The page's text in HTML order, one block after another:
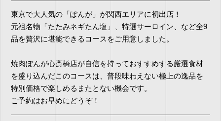
東京で大人気の「ぽんが」が関西エリアに初出店！
元祖名物「たたみネギたん塩」、特選サーロイン、など全9
品を贅沢に堪能できるコースをご用意しました。
焼肉ぽんが心斎橋店が自信を持っておすすめする厳選食材
を盛り込んだこのコースは、普段味わえない極上の逸品を
特別価格で楽しめるまたとない機会です。
ご予約はお早めにどうぞ！